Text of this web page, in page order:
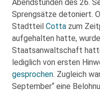
Abendstunden des 26.
Sprengsätze detoniert.
Stadtteil Cotta zum
aufgehalten hatte,
Staatsanwaltschaft
lediglich von ersten
gesprochen. Zugleich
September“ eine